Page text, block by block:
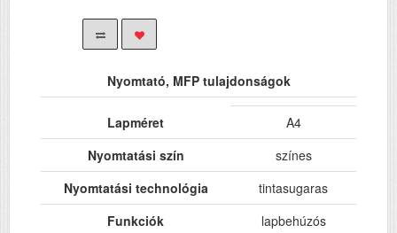
Nyomtató, MFP tulajdonságok
Lapméret
A4
Nyomtatási szín
színes
Nyomtatási technológia
tintasugaras
Funkciók
lapbehúzós